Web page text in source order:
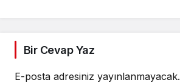
Bir Cevap Yaz
E-posta adresiniz yayınlanmayacak.